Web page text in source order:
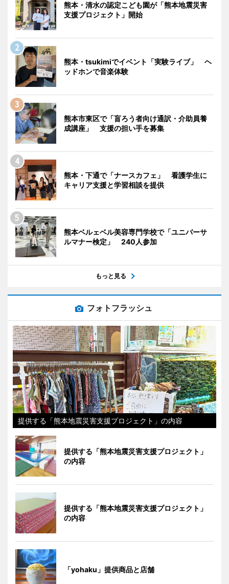
熊本・清水の認定こども園が「熊本地震災害
支援プロジェクト」開始
熊本・tsukimiでイベント「実験ライブ」 ヘ
ッドホンで音楽体験
熊本市東区で「盲ろう者向け通訳・介助員養
成講座」 支援の担い手を募集
熊本・下通で「ナースカフェ」 看護学生に
キャリア支援と学習相談を提供
熊本ベルェベル美容専門学校で「ユニバーサ
ルマナー検定」 240人参加
もっと見る
フォトフラッシュ
提供する「熊本地震災害支援プロジェクト」の内容
提供する「熊本地震災害支援プロジェクト」
の内容
提供する「熊本地震災害支援プロジェクト」
の内容
「yohaku」提供商品と店舗